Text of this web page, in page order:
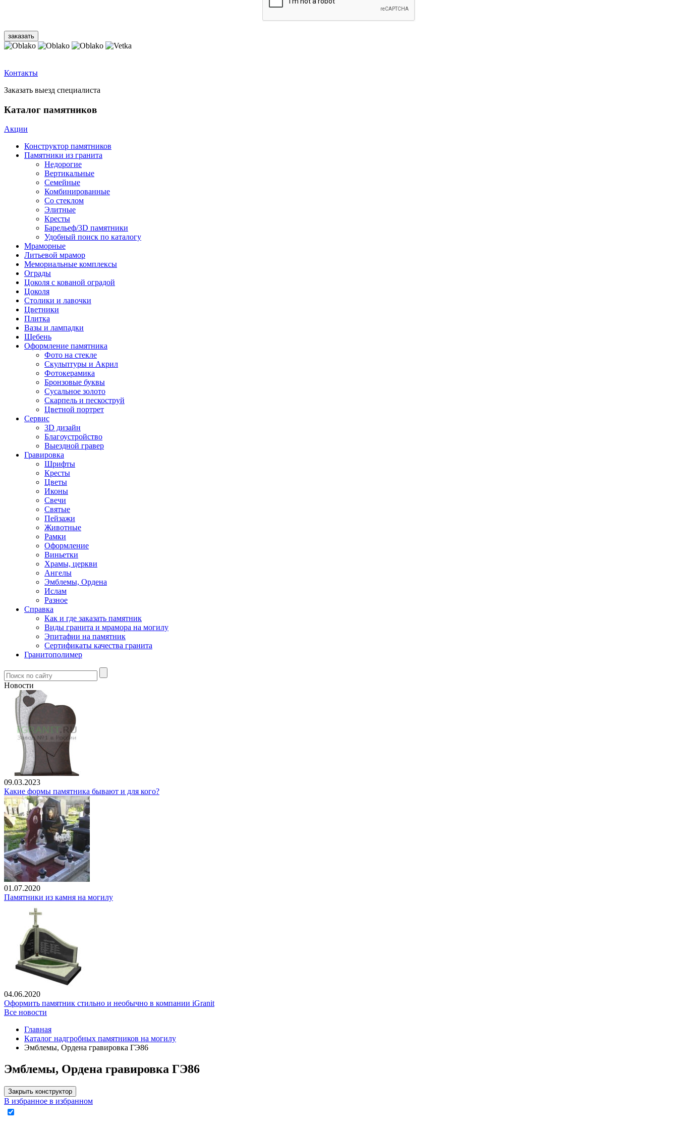
Контакты
Заказать выезд специалиста
Каталог памятников
Акции
Конструктор памятников
Памятники из гранита
Недорогие
Вертикальные
Семейные
Комбинированные
Со стеклом
Элитные
Кресты
Барельеф/3D памятники
Удобный поиск по каталогу
Мраморные
Литьевой мрамор
Мемориальные комплексы
Ограды
Цоколя с кованой оградой
Цоколя
Столики и лавочки
Цветники
Плитка
Вазы и лампадки
Щебень
Оформление памятника
Фото на стекле
Скульптуры и Акрил
Фотокерамика
Бронзовые буквы
Сусальное золото
Скарпель и пескоструй
Цветной портрет
Сервис
3D дизайн
Благоустройство
Выездной гравер
Гравировка
Шрифты
Кресты
Цветы
Иконы
Свечи
Святые
Пейзажи
Животные
Рамки
Оформление
Виньетки
Храмы, церкви
Ангелы
Эмблемы, Ордена
Ислам
Разное
Справка
Как и где заказать памятник
Виды гранита и мрамора на могилу
Эпитафии на памятник
Сертификаты качества гранита
Гранитополимер
Новости
09.03.2023
Какие формы памятника бывают и для кого?
01.07.2020
Памятники из камня на могилу
04.06.2020
Оформить памятник стильно и необычно в компании iGranit
Все новости
Главная
Каталог надгробных памятников на могилу
Эмблемы, Ордена гравировка ГЭ86
Эмблемы, Ордена гравировка ГЭ86
Закрыть конструктор
В избранное в избранном